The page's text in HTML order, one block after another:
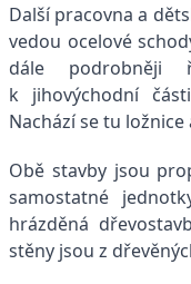
Další pracovna a
vedou ocelové
dále podrobněji
k jihovýchodní
Nachází se tu
Obě stavby jsou
samostatné
hrázděná
stěny jsou z